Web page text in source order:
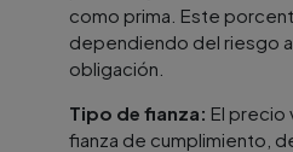
como prima. Este
dependiendo del riesgo
obligación.
Tipo de fianza: El precio
fianza de cumplimiento,